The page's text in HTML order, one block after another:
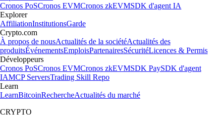
Cronos PoSCronos EVMCronos zkEVMSDK d'agent IA
Explorer
AffiliationInstitutionsGarde
Crypto.com
À propos de nousActualités de la sociétéActualités des
produitsÉvénementsEmploisPartenairesSécuritéLicences & Permis
Développeurs
Cronos PoSCronos EVMCronos zkEVMSDK PaySDK d'agent
IAMCP ServersTrading Skill Repo
Learn
LearnBitcoinRechercheActualités du marché
CRYPTO